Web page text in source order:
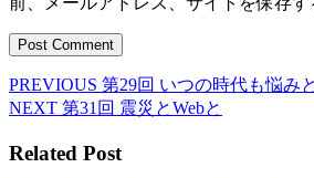
投
稿
ナ
PREVIOUS Previous
post:
第29回 いつの時代も悩み
NEXT Next
第31回 震災とWebと
Related Post